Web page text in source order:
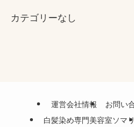
カテゴリーなし
運営会社情報 お問い
白髪染め専門美容室ソマリ